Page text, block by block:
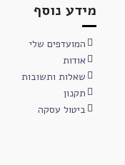
מידע נוסף
המועדפים שלי
אודות
שאלות ותשובות
תקנון
ביטול עסקה